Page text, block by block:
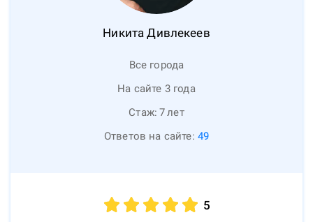
Никита Дивлекеев
Все города
На сайте 3 года
Стаж: 7лет
Ответов на сайте: 49
5